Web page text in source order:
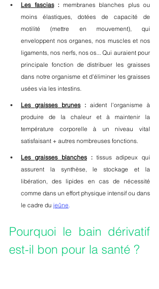
Les fascias : membranes blanches plus ou
moins élastiques, dotées de capacité de
motilité (mettre en mouvement), qui
enveloppent nos organes, nos muscles et nos
ligaments, nos nerfs, nos os... Qui auraient pour
principale fonction de distribuer les graisses
dans notre organisme et d'éliminer les graisses
usées via les intestins.
Les graisses brunes : aident l'organisme à
produire de la chaleur et à maintenir la
température corporelle à un niveau vital
satisfaisant + autres nombreuses fonctions.
Les graisses blanches : tissus adipeux qui
assurent la synthèse, le stockage et la
libération, des lipides en cas de nécessité
comme dans un effort physique intensif ou dans
le cadre du jeûne.
Pourquoi le bain dérivatif
est-il bon pour la santé ?